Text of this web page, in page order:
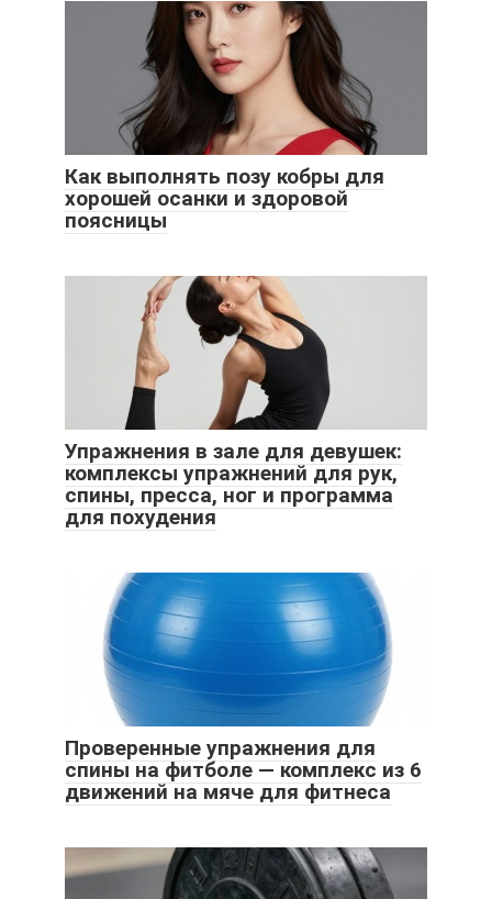
Как выполнять позу кобры для
хорошей осанки и здоровой
поясницы
Упражнения в зале для девушек:
комплексы упражнений для рук,
спины, пресса, ног и программа
для похудения
Проверенные упражнения для
спины на фитболе — комплекс из 6
движений на мяче для фитнеса